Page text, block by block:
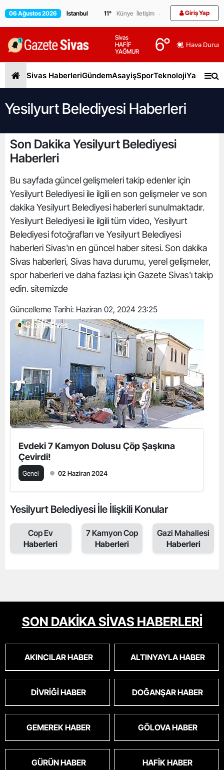
06 Ağustos 2026 11° Künye İletişim Giriş Yap
Sivas
HAFİF
YAĞMUR
6° Hava
Sivas HaberleriGündemAsayişSporTeknolojiYaşam
Yesilyurt Belediyesi Haberleri
Son Dakika Yesilyurt Belediyesi
Haberleri
Bu sayfada güncel gelişmeleri takip edenler için
Yesilyurt Belediyesi ile ilgili en son gelişmeler ve son
dakika Yesilyurt Belediyesi haberleri sunulmaktadır.
Yesilyurt Belediyesi ile ilgili tüm video, Yesilyurt
Belediyesi fotoğrafları ve Yesilyurt Belediyesi
haberleri Sivas'ın en güncel haber sitesi. Son dakika
Sivas haberleri, Sivas hava durumu, yerel gelişmeler,
spor haberleri ve daha fazlası için Gazete Sivas'ı takip
edin. sitemizde
Güncelleme Tarihi: Haziran 02, 2024 23:25
Evdeki 7 Kamyon Dolusu Çöp Şaşkına
Çevirdi!
Genel 02 Haziran 2024
Yesilyurt Belediyesi İle İlişkili Konular
Cop Ev
Haberleri
7 Kamyon Cop
Haberleri
Gazi Mahallesi
Haberleri
SON DAKİKA SİVAS HABERLERİ
AKINCILAR HABER ALTINYAYLA HABER
DIVRIĞI HABER DOĞANŞAR HABER
GEMEREK HABER GÖLOVA HABER
GÜRÜN HABER HAFIK HABER